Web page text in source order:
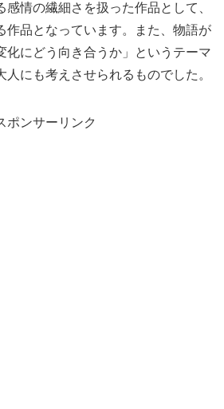
感情の繊細さを扱った作品として、
作品となっています。また、物語が
化にどう向き合うか」というテーマ
人にも考えさせられるものでした。
ポンサーリンク